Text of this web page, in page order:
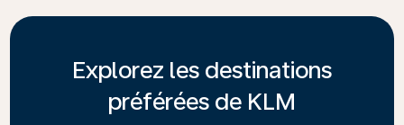
Explorez les destinations
préférées de KLM